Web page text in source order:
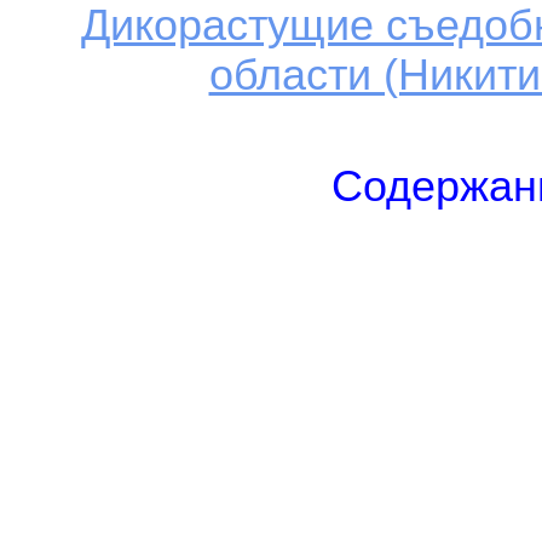
Дикорастущие
области